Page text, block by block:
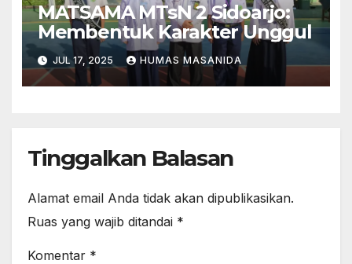
MATSAMA MTsN 2 Sidoarjo:
Membentuk Karakter Unggul
JUL 17, 2025 HUMAS MASANIDA
Tinggalkan Balasan
Alamat email Anda tidak akan dipublikasikan.
Ruas yang wajib ditandai *
Komentar *